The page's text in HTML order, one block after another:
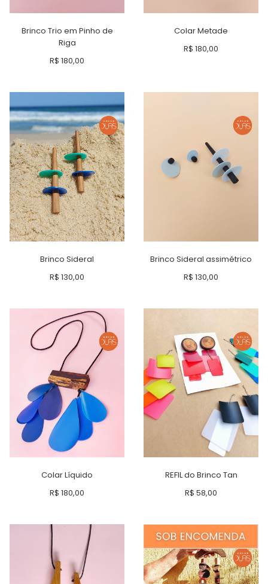
Brinco Trio em Pinho de
Riga
R$ 180,00
Colar Metade
R$ 180,00
Brinco Sideral
R$ 130,00
Brinco Sideral assimétrico
R$ 130,00
Colar Líquido
R$ 180,00
REFIL do Brinco Tan
R$ 58,00